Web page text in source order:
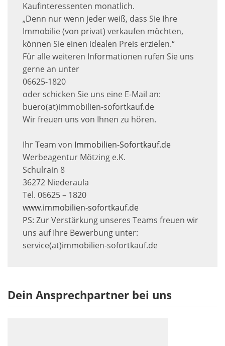
Kaufinteressenten monatlich.
„Denn nur wenn jeder weiß, dass Sie Ihre
Immobilie (von privat) verkaufen möchten,
können Sie einen idealen Preis erzielen.“
Für alle weiteren Informationen rufen Sie uns
gerne an unter
06625-1820
oder schicken Sie uns eine E-Mail an:
buero(at)immobilien-sofortkauf.de
Wir freuen uns von Ihnen zu hören.
Ihr Team von Immobilien-Sofortkauf.de
Werbeagentur Mötzing e.K.
Schulrain 8
36272 Niederaula
Tel. 06625 – 1820
www.immobilien-sofortkauf.de
PS: Zur Verstärkung unseres Teams freuen wir
uns auf Ihre Bewerbung unter:
service(at)immobilien-sofortkauf.de
Dein Ansprechpartner bei uns